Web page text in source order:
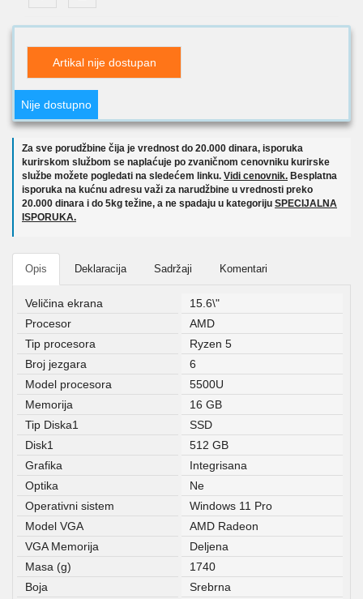
Artikal nije dostupan
Nije dostupno
Za sve porudžbine čija je vrednost do 20.000 dinara, isporuka
kurirskom službom se naplaćuje po zvaničnom cenovniku kurirske
službe možete pogledati na sledećem linku. Vidi cenovnik. Besplatna
isporuka na kućnu adresu važi za narudžbine u vrednosti preko
20.000 dinara i do 5kg težine, a ne spadaju u kategoriju SPECIJALNA
ISPORUKA.
Opis Deklaracija Sadržaji Komentari
Veličina ekrana
15.6\"
Procesor
AMD
Tip procesora
Ryzen 5
Broj jezgara
6
Model procesora
5500U
Memorija
16 GB
Tip Diska1
SSD
Disk1
512 GB
Grafika
Integrisana
Optika
Ne
Operativni sistem
Windows 11 Pro
Model VGA
AMD Radeon
VGA Memorija
Deljena
Masa (g)
1740
Boja
Srebrna